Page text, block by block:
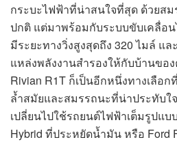
กระบะไฟฟ้าที่น่าสนใจที่สุด ด้วยสม
ปกติ แต่มาพร้อมกับระบบขับเคลื่อ
มีระยะทางวิ่งสูงสุดถึง 320 ไมล์ แ
แหล่งพลังงานสำรองให้กับบ้านขอ
Rivian R1T ก็เป็นอีกหนึ่งทางเลือ
ล้ำสมัยและสมรรถนะที่น่าประทับใ
เปลี่ยนไปใช้รถยนต์ไฟฟ้าเต็มรูปแบ
Hybrid ที่ประหยัดน้ำมัน หรือ Ford